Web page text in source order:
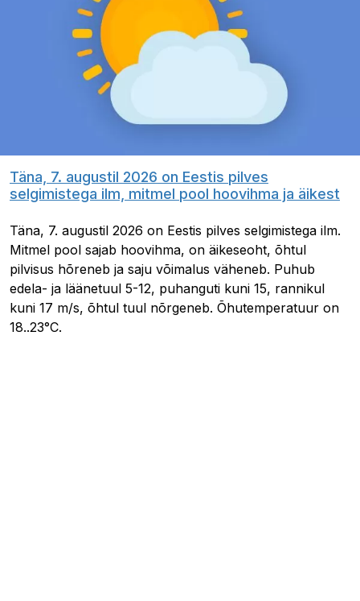
Täna, 7. augustil 2026 on Eestis pilves
selgimistega ilm, mitmel pool hoovihma ja äikest
Täna, 7. augustil 2026 on Eestis pilves selgimistega ilm.
Mitmel pool sajab hoovihma, on äikeseoht, õhtul
pilvisus hõreneb ja saju võimalus väheneb. Puhub
edela- ja läänetuul 5-12, puhanguti kuni 15, rannikul
kuni 17 m/s, õhtul tuul nõrgeneb. Õhutemperatuur on
18..23°C.